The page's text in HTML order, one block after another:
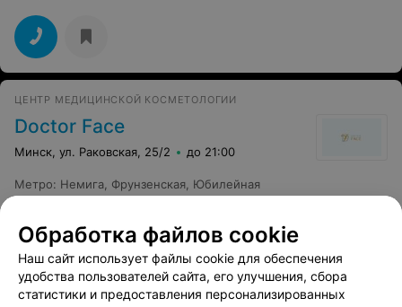
ЦЕНТР МЕДИЦИНСКОЙ КОСМЕТОЛОГИИ
Doctor Face
Минск, ул. Раковская, 25/2 до 21:00
Метро: Немига Фрунзенская Юбилейная
СТУДИЯ КРАСОТЫ
Обработка файлов cookie
Наш сайт использует файлы cookie для обеспечения
удобства пользователей сайта, его улучшения, сбора
статистики и предоставления персонализированных